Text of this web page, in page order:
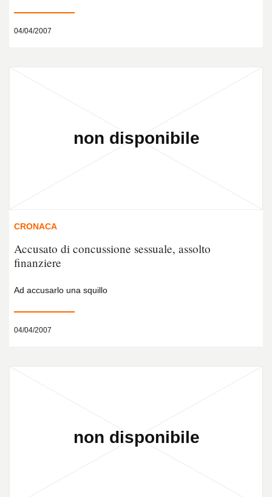
04/04/2007
CRONACA
Accusato di concussione sessuale, assolto
finanziere
Ad accusarlo una squillo
04/04/2007